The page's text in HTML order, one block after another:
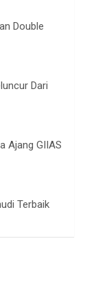
Double
Dari
Ajang GIIAS
Terbaik